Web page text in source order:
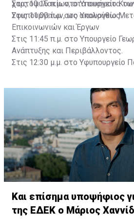
χαρτοφυλακίων, στα οικήματα
Υφυπουργείων, ως ακολούθως:
Στις 10:15 π.μ. στο Υπουργείο
Στις 11:00 π.μ. στο Υπουργείο
Επικοινωνιών και Έργων
Στις 11:45 π.μ. στο Υπουργείο
Ανάπτυξης και Περιβάλλοντος.
Στις 12:30 μ.μ. στο Υφυπουργείο
Και επίσημα υποψήφιος
της ΕΔΕΚ ο Μάριος